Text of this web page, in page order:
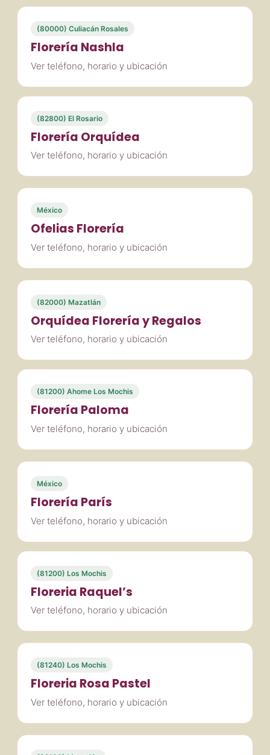
(80000) Culiacán Rosales
Florería Nashla
Ver teléfono, horario y ubicación
(82800) El Rosario
Florería Orquídea
Ver teléfono, horario y ubicación
México
Ofelias Florería
Ver teléfono, horario y ubicación
(82000) Mazatlán
Orquídea Florería y Regalos
Ver teléfono, horario y ubicación
(81200) Ahome Los Mochis
Florería Paloma
Ver teléfono, horario y ubicación
México
Florería París
Ver teléfono, horario y ubicación
(81200) Los Mochis
Floreria Raquel’s
Ver teléfono, horario y ubicación
(81240) Los Mochis
Floreria Rosa Pastel
Ver teléfono, horario y ubicación